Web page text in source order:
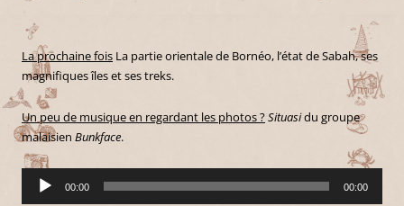
La prochaine fois La partie orientale de Bornéo, l’état de Sabah, ses
magnifiques îles et ses treks.
Un peu de musique en regardant les photos ?Situasidu groupe
malaisien Bunkface.
Lecteur
audio
00:00 00:00